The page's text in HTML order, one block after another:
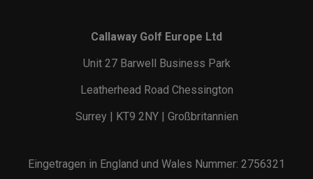
Callaway Golf Europe Ltd
Unit 27 Barwell Business Park
Leatherhead Road Chessington
Surrey | KT9 2NY | Großbritannien
Eingetragen in England und Wales Nummer: 2756321